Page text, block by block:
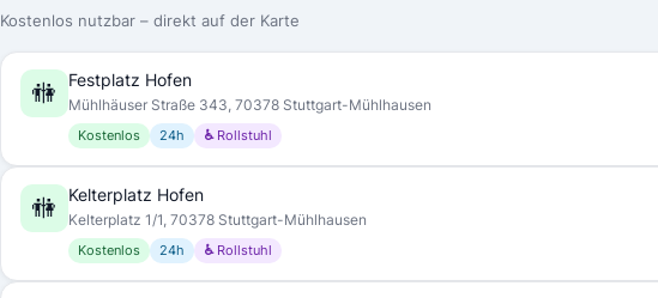
Kostenlos nutzbar – direkt auf der Karte
🚻 Festplatz Hofen
Mühlhäuser Straße 343, 70378 Stuttgart-Mühlhausen
Kostenlos 24h ♿ Rollstuhl
🚻 Kelterplatz Hofen
Kelterplatz 1/1, 70378 Stuttgart-Mühlhausen
Kostenlos 24h ♿ Rollstuhl